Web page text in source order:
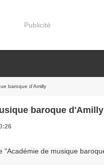
Publicité
baroque d'Amilly
baroque d'Amilly